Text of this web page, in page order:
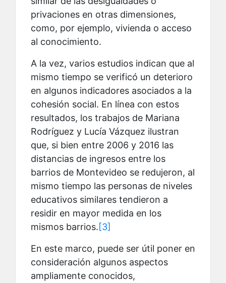
privaciones en otras dimensiones,
como, por ejemplo, vivienda o acceso
al conocimiento.
A la vez, varios estudios indican que al
mismo tiempo se verificó un deterioro
en algunos indicadores asociados a la
cohesión social. En línea con estos
resultados, los trabajos de Mariana
Rodríguez y Lucía Vázquez ilustran
que, si bien entre 2006 y 2016 las
distancias de ingresos entre los
barrios de Montevideo se redujeron, al
mismo tiempo las personas de niveles
educativos similares tendieron a
residir en mayor medida en los
mismos barrios.[3]
En este marco, puede ser útil poner en
consideración algunos aspectos
ampliamente conocidos,